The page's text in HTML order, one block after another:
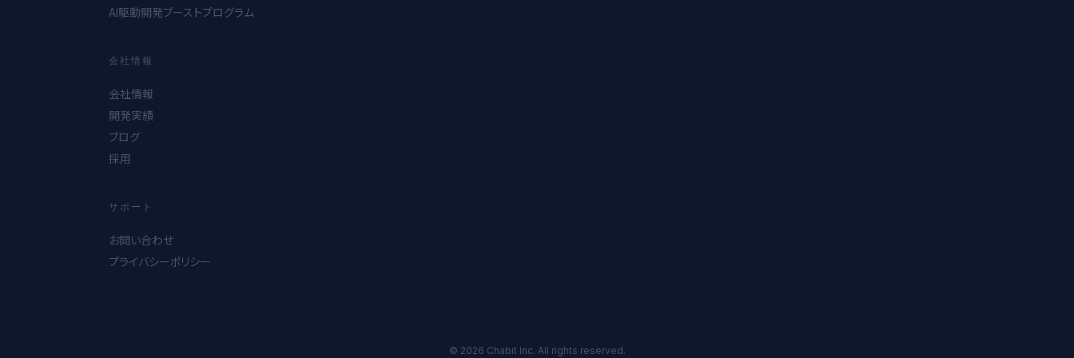
AI駆動開発ブーストプログラム
会社情報
会社情報
開発実績
ブログ
採用
サポート
お問い合わせ
プライバシーポリシー
© 2026 Chabit Inc. All rights reserved.